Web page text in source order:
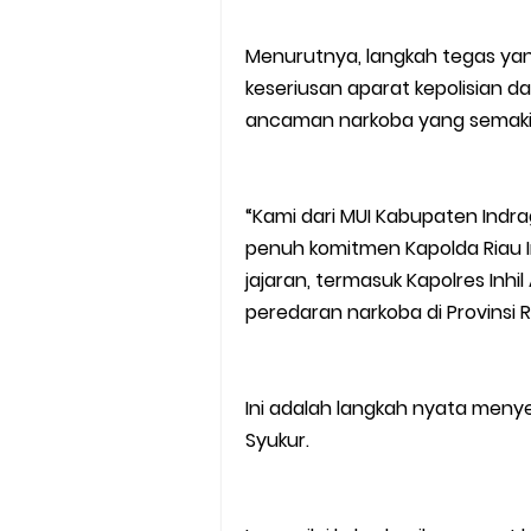
Menurutnya, langkah tegas
keseriusan aparat kepolisian
ancaman narkoba yang
“Kami dari MUI Kabupaten
penuh komitmen Kapolda Riau
jajaran, termasuk Kapolres
peredaran narkoba di Provinsi
Ini adalah langkah nyata
Syukur.